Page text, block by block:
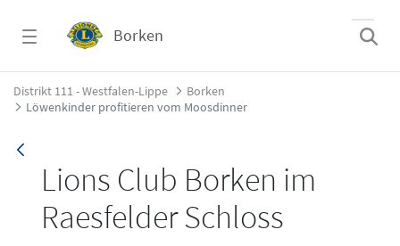
Borken
Löwenkinder profitieren vom Moosdinner -
Distrikt 111 - Westfalen-Lippe
Borken
Löwenkinder profitieren vom Moosdinner
Lions Club Borken im
Raesfelder Schloss